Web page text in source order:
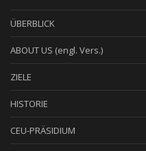
ÜBERBLICK
ABOUT US (engl. Vers.)
ZIELE
HISTORIE
CEU-PRÄSIDIUM